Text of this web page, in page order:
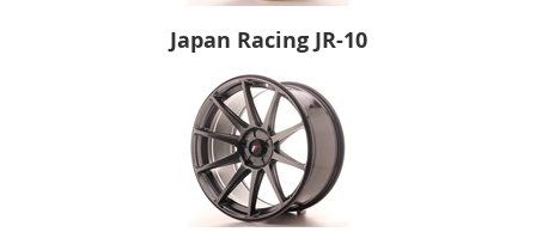
Japan Racing JR-10